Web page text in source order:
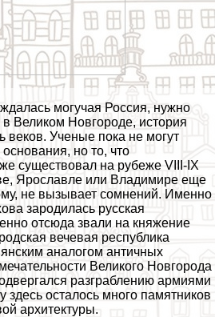
могучая Россия, нужно
Великом Новгороде, история
веков. Ученые пока не могут
основания, но то, что
существовал на рубеже VIII-IX
Ярославле или Владимире еще
не вызывает сомнений. Именно
зародилась русская
отсюда звали на княжение
вечевая республика
аналогом античных
Великого Новгорода
разграблению армиями
осталось много памятников
архитектуры.